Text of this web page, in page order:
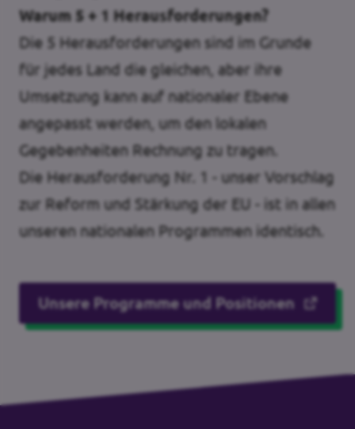
Warum 5 + 1 Herausforderungen?
Die 5 Herausforderungen sind im Grunde
für jedes Land die gleichen, aber ihre
Umsetzung kann auf nationaler Ebene
angepasst werden, um den lokalen
Gegebenheiten Rechnung zu tragen.
Die Herausforderung Nr. 1 - unser Vorschlag
zur Reform und Stärkung der EU - ist in allen
unseren nationalen Programmen identisch.
Unsere Programme und Positionen